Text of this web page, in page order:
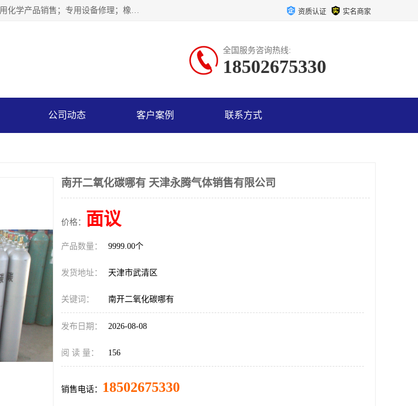
天津永腾气体销售有限公司成立于2020年，注册地位于天津市滨海新区。经营范围包括：专用化学产品销售；专用设备修理；橡胶制品销售；气体压缩机械销售；特种设备销售；仪器仪表销售；机械设备租赁；五金产品批发；食品添加剂销售等，主要供应：氧气、乙炔、氮气、氩气、氢气、氦气、液氨、液氮、一氧化碳、二氧化碳等，各种工业气体，高纯气体，食品级气体。 资质认证 实名商家
全国服务咨询热线:
18502675330
公司动态 客户案例 联系方式
南开二氧化碳哪有 天津永腾气体销售有限公司
价格： 面议
产品数量： 9999.00个
发货地址： 天津市武清区
关键词： 南开二氧化碳哪有
发布日期： 2026-08-08
阅 读 量： 156
销售电话： 18502675330